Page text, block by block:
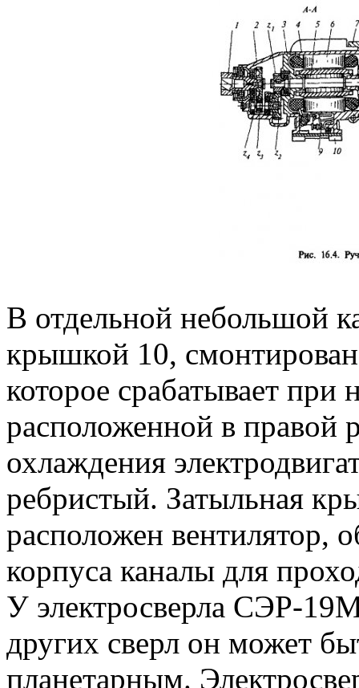
В отдельной небольшой
крышкой 10,
которое срабатывает
расположенной в правой
охлаждения
ребристый. Затыльная
расположен вентилятор,
корпуса каналы для
У электросверла СЭР-
других сверл он может
планетарным.